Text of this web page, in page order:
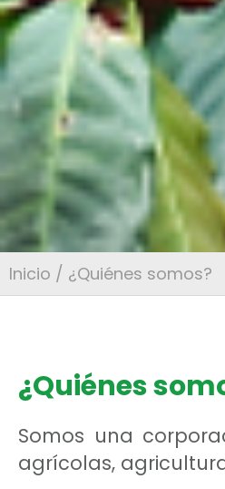
Inicio / ¿Quiénes somos?
¿Quiénes
Somos una
agrícolas,